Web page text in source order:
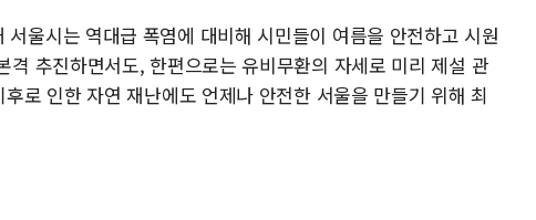
울시는 역대급 폭염에 대비해 시민들이 여름을 안전하고 시원
추진하면서도, 한편으로는 유비무환의 자세로 미리 제설 관
로 인한 자연 재난에도 언제나 안전한 서울을 만들기 위해 최